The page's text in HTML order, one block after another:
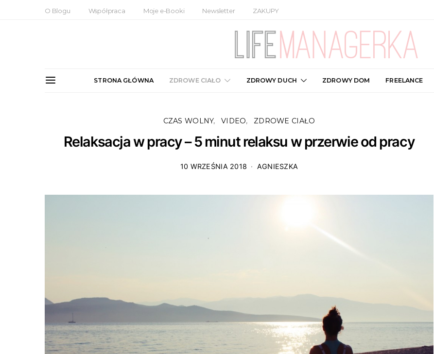
O Blogu Współpraca Moje e-Booki Newsletter ZAKUPY
STRONA GŁÓWNA ZDROWE CIAŁO ZDROWY DUCH ZDROWY DOM FREELANCE
CZAS WOLNY VIDEO ZDROWE CIAŁO
Relaksacja w pracy – 5 minut relaksu w przerwie od pracy
10 WRZEŚNIA 2018 AGNIESZKA